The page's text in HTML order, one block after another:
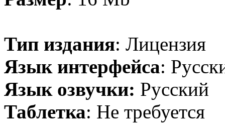
Тип издания: Лицензия
Язык интерфейса:
Язык озвучки: Русский
Таблетка: Не требуется